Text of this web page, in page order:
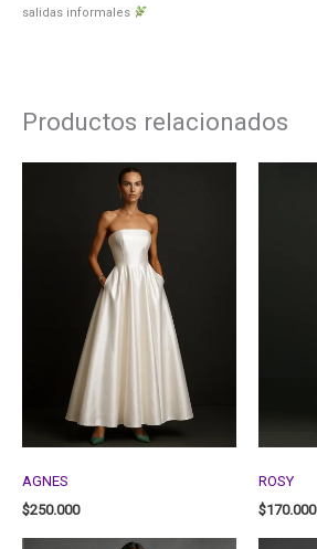
salidas informales
Productos relacionados
AGNES
$250.000
ROSY
$170.000